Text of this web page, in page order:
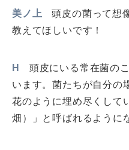
美ノ上
頭皮の菌って想
教えてほしいです！
H
頭皮にいる常在菌の
います。菌たちが自分の
花のように埋め尽くして
畑）」と呼ばれるように